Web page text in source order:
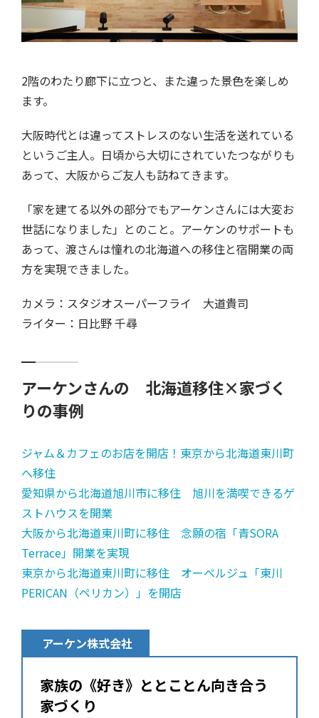
2階のわたり廊下に立つと、また違った景色を楽しめ
ます。
大阪時代とは違ってストレスのない生活を送れている
というご主人。日頃から大切にされていたつながりも
あって、大阪からご友人も訪ねてきます。
「家を建てる以外の部分でもアーケンさんには大変お
世話になりました」とのこと。アーケンのサポートも
あって、渡さんは憧れの北海道への移住と宿開業の両
方を実現できました。
カメラ：スタジオスーパーフライ 大道貴司
ライター：日比野 千尋
アーケンさんの 北海道移住×家づく
りの事例
ジャム＆カフェのお店を開店！東京から北海道東川町
へ移住
愛知県から北海道旭川市に移住 旭川を満喫できるゲ
ストハウスを開業
大阪から北海道東川町に移住 念願の宿「青SORA
Terrace」開業を実現
東京から北海道東川町に移住 オーベルジュ「東川
PERICAN（ペリカン）」を開店
アーケン株式会社
家族の《好き》ととことん向き合う
家づくり